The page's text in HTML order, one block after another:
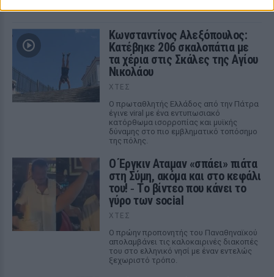
Κωνσταντίνος Αλεξόπουλος:
Κατέβηκε 206 σκαλοπάτια με
τα χέρια στις Σκάλες της Αγίου
Νικολάου
ΧΤΕΣ
Ο πρωταθλητής Ελλάδος από την Πάτρα
έγινε viral με ένα εντυπωσιακό
κατόρθωμα ισορροπίας και μυϊκής
δύναμης στο πιο εμβληματικό τοπόσημο
της πόλης.
Ο Έργκιν Αταμαν «σπάει» πιάτα
στη Σύμη, ακόμα και στο κεφάλι
του! ‑ Tο βίντεο που κάνει το
γύρο των social
ΧΤΕΣ
Ο πρώην προπονητής του Παναθηναϊκού
απολαμβάνει τις καλοκαιρινές διακοπές
του στο ελληνικό νησί με έναν εντελώς
ξεχωριστό τρόπο.